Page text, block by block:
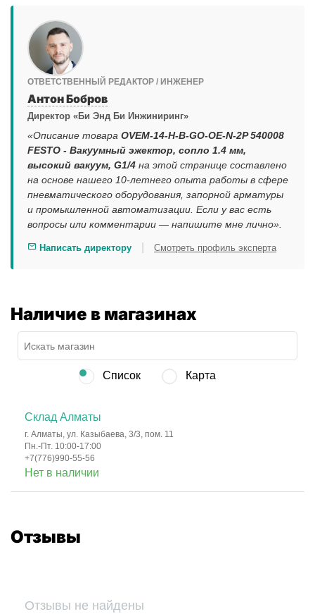
ОТВЕТСТВЕННЫЙ РЕДАКТОР / ИНЖЕНЕР
Антон Бобров
Директор «Би Энд Би Инжиниринг»
«Описание товара OVEM-14-H-B-GO-OE-N-2P 540008
FESTO - Вакуумный эжектор, сопло 1.4 мм,
высокий вакуум, G1/4 на этой странице составлено
на основе нашего 10-летнего опыта работы в сфере
пневматического оборудования, запорной арматуры
и промышленной автоматизации. Если у вас есть
вопросы или комментарии — напишите мне лично».
Написать директору Смотреть профиль эксперта
Наличие в магазинах
Список Карта
Склад Алматы
г. Алматы, ул. Казыбаева, 3/3, пом. 11
Пн.-Пт. 10:00-17:00
+7(776)990-55-56
Нет в наличии
Отзывы
Отзывы не найдены